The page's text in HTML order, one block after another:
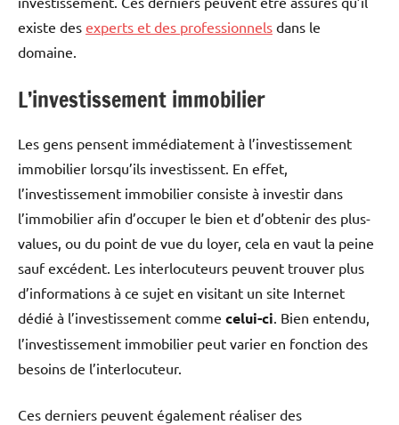
existe des experts et des professionnels dans le
domaine.
L’investissement immobilier
Les gens pensent immédiatement à l’investissement
immobilier lorsqu’ils investissent. En effet,
l’investissement immobilier consiste à investir dans
l’immobilier afin d’occuper le bien et d’obtenir des plus-
values, ou du point de vue du loyer, cela en vaut la peine
sauf excédent. Les interlocuteurs peuvent trouver plus
d’informations à ce sujet en visitant un site Internet
dédié à l’investissement comme celui-ci. Bien entendu,
l’investissement immobilier peut varier en fonction des
besoins de l’interlocuteur.
Ces derniers peuvent également réaliser des